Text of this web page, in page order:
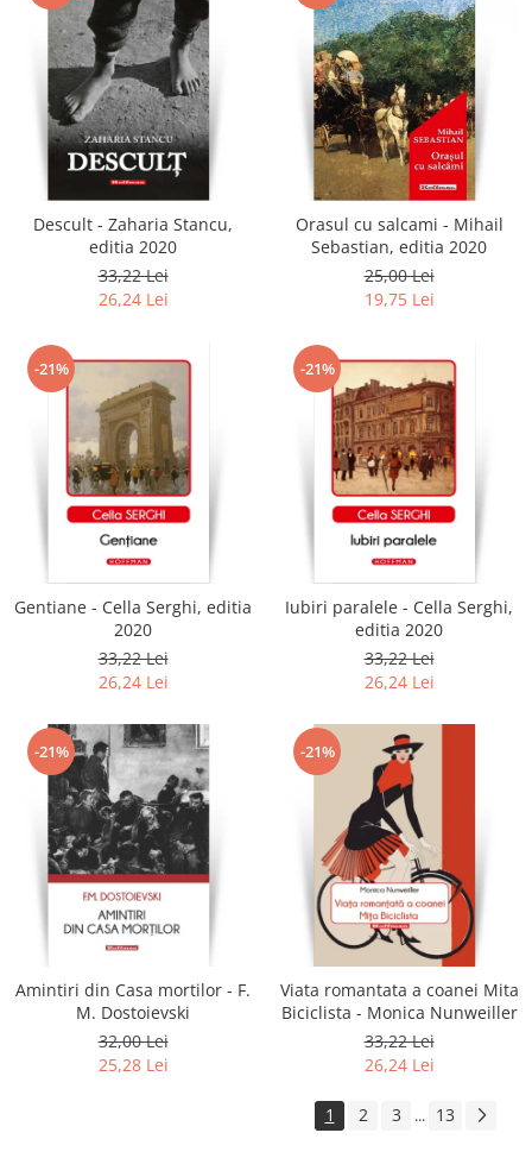
Descult - Zaharia Stancu,
editia 2020
33,22 Lei
26,24 Lei
Orasul cu salcami - Mihail
Sebastian, editia 2020
25,00 Lei
19,75 Lei
-21%
Gentiane - Cella Serghi, editia
2020
33,22 Lei
26,24 Lei
-21%
Iubiri paralele - Cella Serghi,
editia 2020
33,22 Lei
26,24 Lei
-21%
Amintiri din Casa mortilor - F.
M. Dostoievski
32,00 Lei
25,28 Lei
-21%
Viata romantata a coanei Mita
Biciclista - Monica Nunweiller
33,22 Lei
26,24 Lei
1 2 3 ... 13